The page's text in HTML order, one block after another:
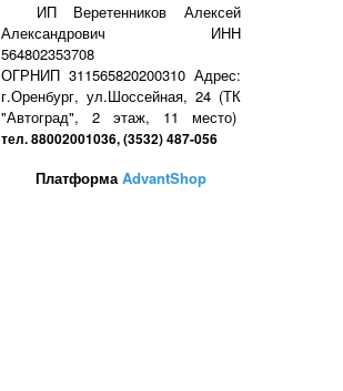
ИП Веретенников Алексей
Александрович ИНН
564802353708
ОГРНИП 311565820200310 Адрес:
г.Оренбург, ул.Шоссейная, 24 (ТК
"Автоград", 2 этаж, 11 место)
тел. 88002001036, (3532) 487-056
ПлатформаAdvantShop